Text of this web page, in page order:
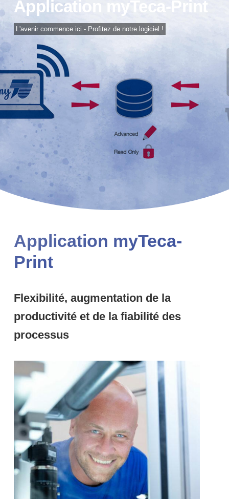
Application myTeca-Print
L'avenir commence ici - Profitez de notre logiciel !
Application myTeca-
Print
Flexibilité, augmentation de la
productivité et de la fiabilité des
processus